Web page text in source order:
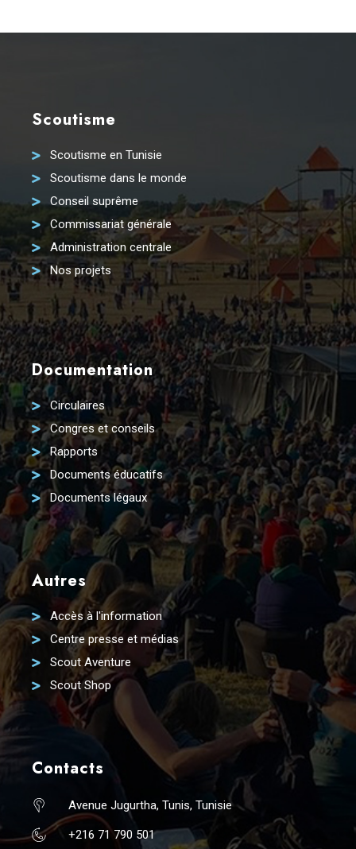
Scoutisme
Scoutisme en Tunisie
Scoutisme dans le monde
Conseil suprême
Commissariat générale
Administration centrale
Nos projets
Documentation
Circulaires
Congres et conseils
Rapports
Documents éducatifs
Documents légaux
Autres
Accès à l'information
Centre presse et médias
Scout Aventure
Scout Shop
Contacts
Avenue Jugurtha, Tunis, Tunisie
+216 71 790 501